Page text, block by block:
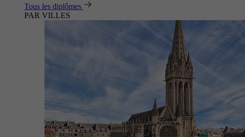
Tous les diplômes
PAR VILLES